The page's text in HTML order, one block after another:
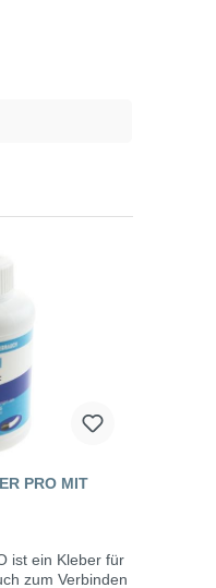
120er
PRO MIT
ist ein Kleber für
zum Verbinden